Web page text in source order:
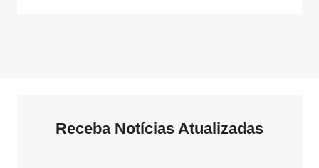
Receba Notícias Atualizadas